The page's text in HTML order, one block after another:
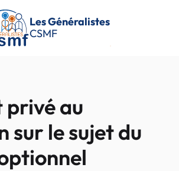
Les Généralistes
CSMF
privé au
sur le sujet du